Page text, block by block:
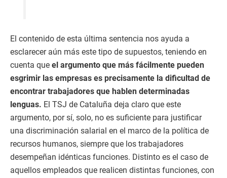
El contenido de esta última sentencia nos ayuda a
esclarecer aún más este tipo de supuestos, teniendo en
cuenta que el argumento que más fácilmente pueden
esgrimir las empresas es precisamente la dificultad de
encontrar trabajadores que hablen determinadas
lenguas. El TSJ de Cataluña deja claro que este
argumento, por sí, solo, no es suficiente para justificar
una discriminación salarial en el marco de la política de
recursos humanos, siempre que los trabajadores
desempeñan idénticas funciones. Distinto es el caso de
aquellos empleados que realicen distintas funciones, con